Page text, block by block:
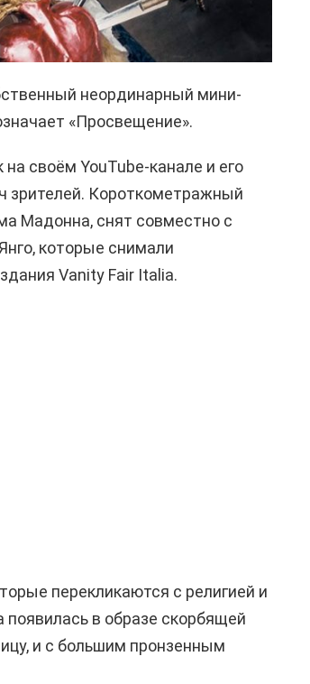
неординарный мини-
«Просвещение».
своём YouTube-канале и его
зрителей. Короткометражный
Мадонна, снят совместно с
которые снимали
Vanity Fair Italia.
перекликаются с религией и
появилась в образе скорбящей
и с большим пронзенным